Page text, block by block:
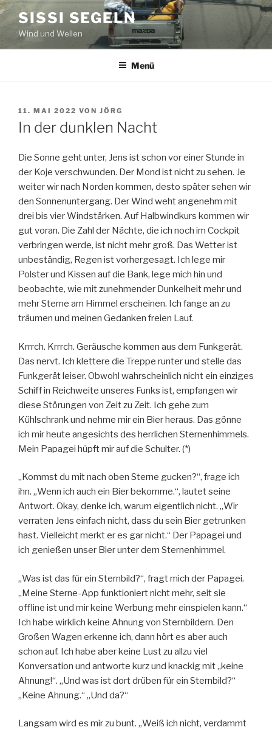
Zum
Inhalt
springen
SISSI SEGELN
Wind und Wellen
Menü
VERÖFFENTLICHT
AM
11. MAI 2022 VON JÖRG
In der dunklen Nacht
Die Sonne geht unter, Jens ist schon vor einer Stunde in
der Koje verschwunden. Der Mond ist nicht zu sehen. Je
weiter wir nach Norden kommen, desto später sehen wir
den Sonnenuntergang. Der Wind weht angenehm mit
drei bis vier Windstärken. Auf Halbwindkurs kommen wir
gut voran. Die Zahl der Nächte, die ich noch im Cockpit
verbringen werde, ist nicht mehr groß. Das Wetter ist
unbeständig, Regen ist vorhergesagt. Ich lege mir
Polster und Kissen auf die Bank, lege mich hin und
beobachte, wie mit zunehmender Dunkelheit mehr und
mehr Sterne am Himmel erscheinen. Ich fange an zu
träumen und meinen Gedanken freien Lauf.
Krrrch. Krrrch. Geräusche kommen aus dem Funkgerät.
Das nervt. Ich klettere die Treppe runter und stelle das
Funkgerät leiser. Obwohl wahrscheinlich nicht ein einziges
Schiff in Reichweite unseres Funks ist, empfangen wir
diese Störungen von Zeit zu Zeit. Ich gehe zum
Kühlschrank und nehme mir ein Bier heraus. Das gönne
ich mir heute angesichts des herrlichen Sternenhimmels.
Mein Papagei hüpft mir auf die Schulter. (*)
„Kommst du mit nach oben Sterne gucken?“, frage ich
ihn. „Wenn ich auch ein Bier bekomme.“, lautet seine
Antwort. Okay, denke ich, warum eigentlich nicht. „Wir
verraten Jens einfach nicht, dass du sein Bier getrunken
hast. Vielleicht merkt er es gar nicht.“ Der Papagei und
ich genießen unser Bier unter dem Sternenhimmel.
„Was ist das für ein Sternbild?“, fragt mich der Papagei.
„Meine Sterne-App funktioniert nicht mehr, seit sie
offline ist und mir keine Werbung mehr einspielen kann.“
Ich habe wirklich keine Ahnung von Sternbildern. Den
Großen Wagen erkenne ich, dann hört es aber auch
schon auf. Ich habe aber keine Lust zu allzu viel
Konversation und antworte kurz und knackig mit „keine
Ahnung!“. „Und was ist dort drüben für ein Sternbild?“
„Keine Ahnung.“ „Und da?“
Langsam wird es mir zu bunt. „Weiß ich nicht, verdammt